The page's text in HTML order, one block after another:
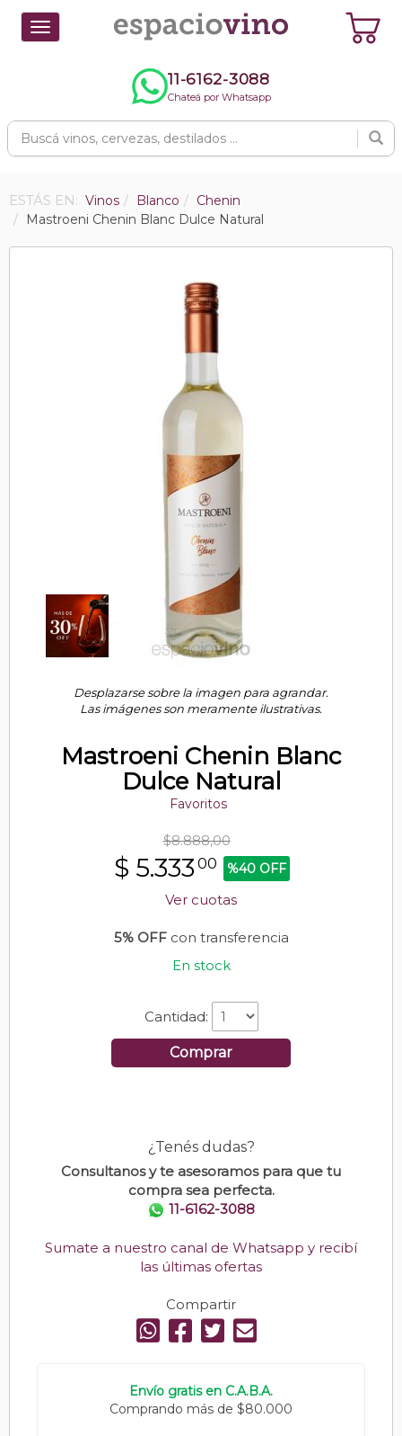
Toggle
navigation
11-6162-3088
Chateá por Whatsapp
ESTÁS EN: Vinos Blanco
Chenin
Mastroeni Chenin Blanc Dulce Natural
Desplazarse sobre la imagen para agrandar.
Las imágenes son meramente ilustrativas.
Mastroeni Chenin Blanc
Dulce Natural
Favoritos
$8.888,00
$ 5.333 00 %40 OFF
Ver cuotas
5% OFFcon transferencia
En stock
Cantidad:
Comprar
¿Tenés dudas?
Consultanos y te asesoramos para que tu
compra sea perfecta.
11-6162-3088
Sumate a nuestro canal de Whatsapp y recibí
las últimas ofertas
Compartir
Envío gratis en C.A.B.A.
Comprando más de $80.000